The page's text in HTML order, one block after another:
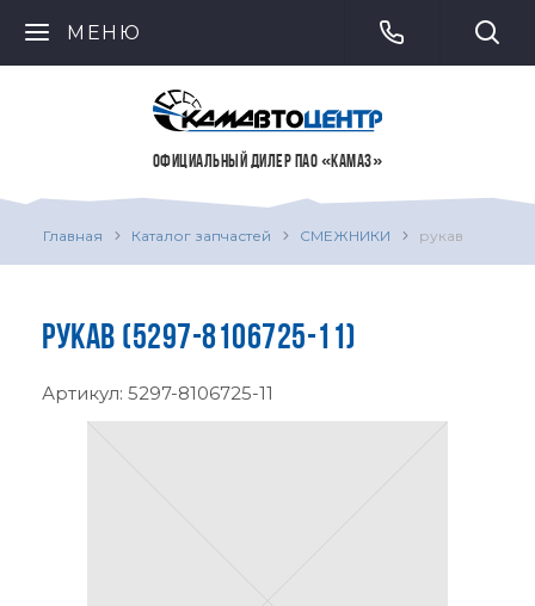
МЕНЮ
ОФИЦИАЛЬНЫЙ ДИЛЕР ПАО «КАМАЗ»
Главная Каталог запчастей СМЕЖНИКИ рукав
РУКАВ (5297-8106725-11)
Артикул: 5297-8106725-11